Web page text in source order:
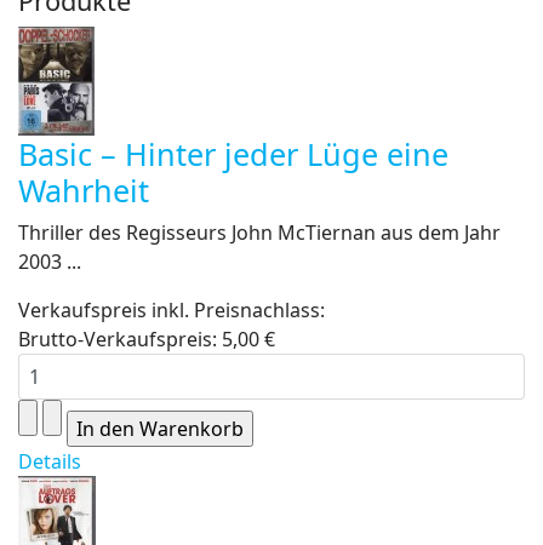
Basic – Hinter jeder Lüge eine
Wahrheit
Thriller des Regisseurs John McTiernan aus dem Jahr
2003 ...
Verkaufspreis inkl. Preisnachlass:
Brutto-Verkaufspreis: 5,00 €
Details